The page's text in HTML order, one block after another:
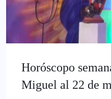
Horóscopo
Miguel al 22 de